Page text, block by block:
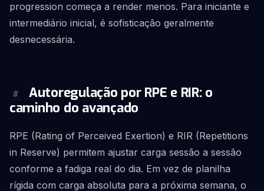
progression começa a render menos. Para iniciante e
intermediário inicial, é sofisticação geralmente
desnecessária.
#
Autoregulação por RPE e RIR: o
caminho do avançado
RPE (Rating of Perceived Exertion) e RIR (Repetitions
in Reserve) permitem ajustar carga sessão a sessão
conforme a fadiga real do dia. Em vez de planilha
rígida com carga absoluta para a próxima semana, o